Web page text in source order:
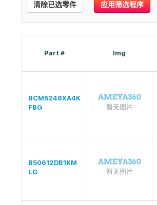
清除已选零件 应用筛选程序
Part # Img
BCM5248XA4K
FBG
B50612DB1KM
LG